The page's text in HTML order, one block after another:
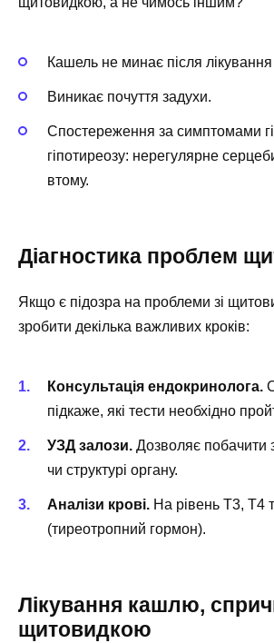
Кашель не минає після лікування
Виникає почуття задухи.
Спостереження за симптомами
гіпотиреозу: нерегулярне
втому.
Діагностика проблем
Якщо є підозра на проблеми зі
зробити декілька важливих кроків:
Консультація ендокринолога.
підкаже, які тести необхідно
УЗД залози. Дозволяє побачити
чи структурі органу.
Аналізи крові. На рівень T3, T4
(тиреотропний гормон).
Лікування кашлю,
щитовидкою